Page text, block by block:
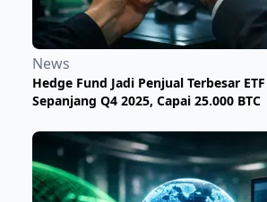
News
Hedge Fund Jadi Penjual Terbesar
Sepanjang Q4 2025, Capai 25.000 BTC